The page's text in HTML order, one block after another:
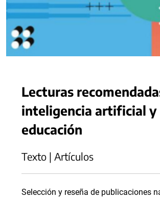
Lecturas
inteligencia artificial y
educación
Texto | Artículos
Selección y reseña de publicaciones